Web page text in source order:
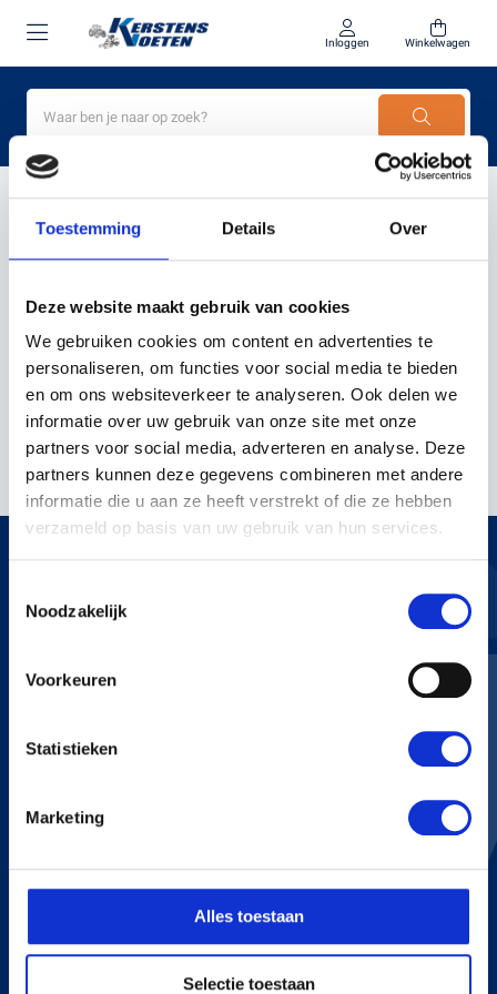
Toestemming Details Over
Deze website maakt gebruik van cookies
We gebruiken cookies om content en advertenties te
personaliseren, om functies voor social media te bieden
en om ons websiteverkeer te analyseren. Ook delen we
informatie over uw gebruik van onze site met onze
partners voor social media, adverteren en analyse. Deze
partners kunnen deze gegevens combineren met andere
informatie die u aan ze heeft verstrekt of die ze hebben
verzameld op basis van uw gebruik van hun services.
Noodzakelijk
Voorkeuren
Statistieken
Marketing
Alles toestaan
Selectie toestaan
Inloggen Winkelwagen
ROBOTMAAIER MET
HELLINGSHOEK 35°
Filter Sorteer
+31 165 534 222
info@kerstensvoeten.nl